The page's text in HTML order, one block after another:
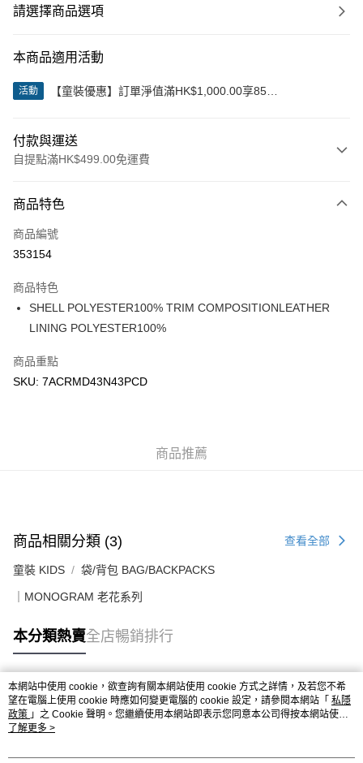
請選擇商品選項
本商品適用活動
活動
【童裝優惠】訂單淨值滿HK$1,000.00享85
付款與運送
自提點滿HK$499.00免運費
信用卡
Apple Pay
AlipayHK
WeChat Pay
商品特色
商品編號
353154
商品特色
SHELL POLYESTER100% TRIM COMPOSITIONLEATHER
LINING POLYESTER100%
商品重點
SKU: 7ACRMD43N43PCD
商品推薦
商品相關分類 (3) 查看全部
童裝 KIDS 袋/背包 BAG/BACKPACKS
｜MONOGRAM 老花系列
本分類熱賣全店暢銷排行
熱門標籤
熱銷排行
本網站中使用 cookie，欲查詢有關本網站使用 cookie 方式之詳情，及若您不希
望在電腦上使用 cookie 時應如何變更電腦的 cookie 設定，請參閱本網站「 私隱
政策 」之 Cookie 聲明。您繼續使用本網站即表示您同意本公司得按本網站使用
條款之 Cookie 聲明使用 cookie。
了解更多 >